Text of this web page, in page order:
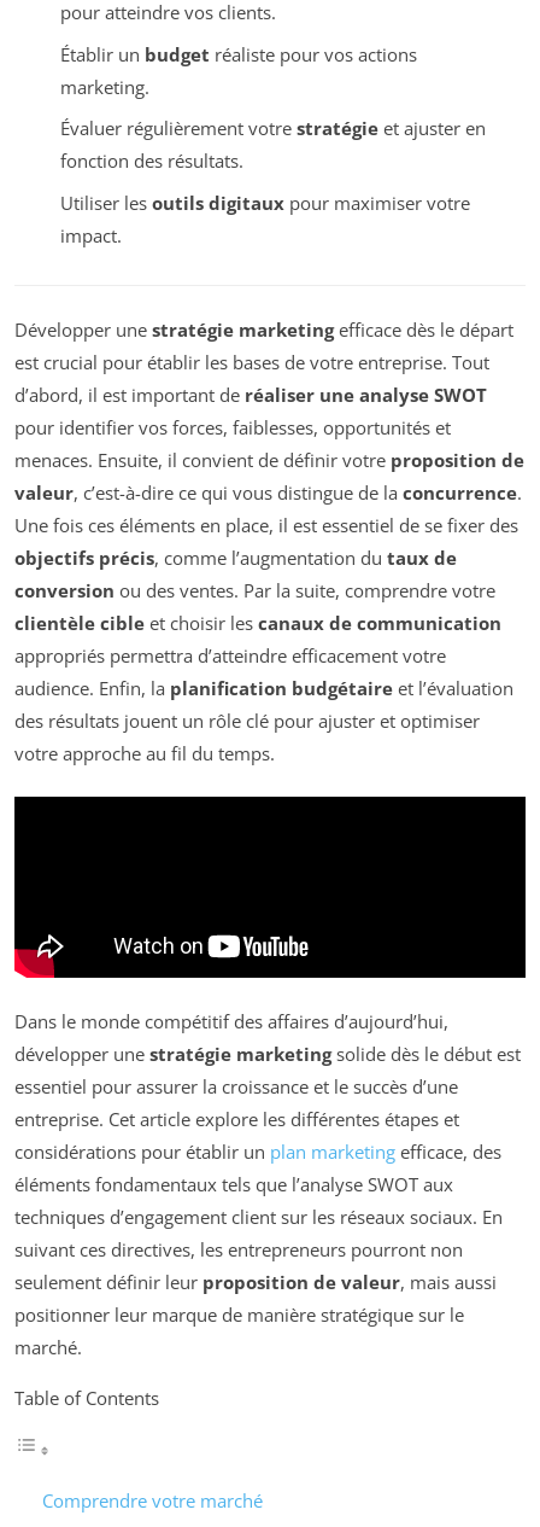
pour atteindre vos clients.
Établir un budget réaliste pour vos actions
marketing.
Évaluer régulièrement votre stratégieet ajuster en
fonction des résultats.
Utiliser les outils digitauxpour maximiser votre
impact.
Développer une stratégie marketingefficace dès le départ
est crucial pour établir les bases de votre entreprise. Tout
d’abord, il est important de réaliser une analyse SWOT
pour identifier vos forces, faiblesses, opportunités et
menaces. Ensuite, il convient de définir votre proposition de
valeur, c’est-à-dire ce qui vous distingue de la concurrence.
Une fois ces éléments en place, il est essentiel de se fixer des
objectifs précis, comme l’augmentation du taux de
conversion ou des ventes. Par la suite, comprendre votre
clientèle cible et choisir les canaux de communication
appropriés permettra d’atteindre efficacement votre
audience. Enfin, la planification budgétaire et l’évaluation
des résultats jouent un rôle clé pour ajuster et optimiser
votre approche au fil du temps.
Dans le monde compétitif des affaires d’aujourd’hui,
développer une stratégie marketingsolide dès le début est
essentiel pour assurer la croissance et le succès d’une
entreprise. Cet article explore les différentes étapes et
considérations pour établir un plan marketing efficace, des
éléments fondamentaux tels que l’analyse SWOT aux
techniques d’engagement client sur les réseaux sociaux. En
suivant ces directives, les entrepreneurs pourront non
seulement définir leur proposition de valeur, mais aussi
positionner leur marque de manière stratégique sur le
marché.
Table of Contents
Comprendre votre marché